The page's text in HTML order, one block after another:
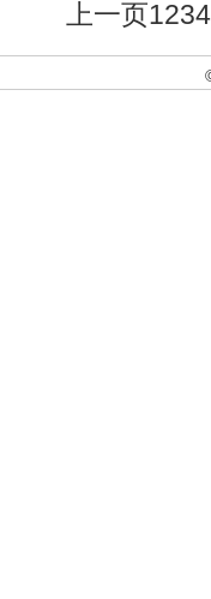
上一页1234